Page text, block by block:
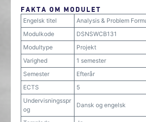
FAKTA OM MODULET
Engelsk titel
Analysis & Problem
Modulkode
DSNSWCB131
Modultype
Projekt
Varighed
1 semester
Semester
Efterår
ECTS
5
Undervisningsspr
og
Dansk og engelsk